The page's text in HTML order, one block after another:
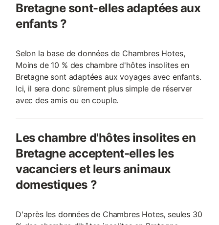
Bretagne sont-elles adaptées aux
enfants ?
Selon la base de données de Chambres Hotes,
Moins de 10 % des chambre d'hôtes insolites en
Bretagne sont adaptées aux voyages avec enfants.
Ici, il sera donc sûrement plus simple de réserver
avec des amis ou en couple.
Les chambre d'hôtes insolites en
Bretagne acceptent-elles les
vacanciers et leurs animaux
domestiques ?
D'après les données de Chambres Hotes, seules 30